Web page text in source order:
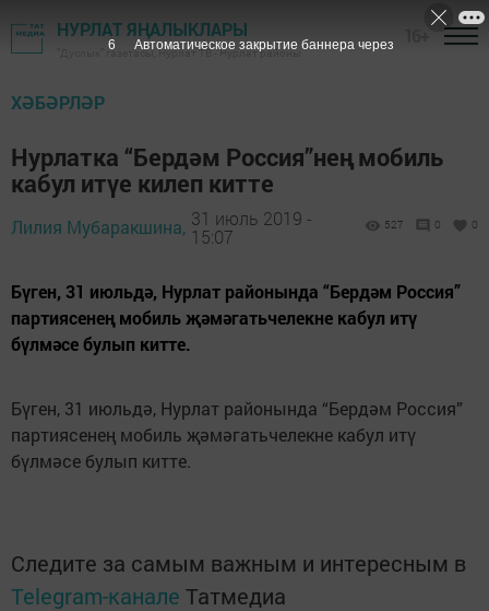
НУРЛАТ ЯҢАЛЫКЛАРЫ
"Дуслык" газетасы, Нурлат ТВ - Нурлат районы
ХӘБӘРЛӘР
Нурлатка “Бердәм Россия”нең мобиль
кабул итүе килеп китте
Лилия Мубаракшина, 31 июль 2019 -
15:07
527 0 0
Бүген, 31 июльдә, Нурлат районында “Бердәм Россия”
партиясенең мобиль җәмәгатьчелекне кабул итү
бүлмәсе булып китте.
Бүген, 31 июльдә, Нурлат районында “Бердәм Россия”
партиясенең мобиль җәмәгатьчелекне кабул итү
бүлмәсе булып китте.
Следите за самым важным и интересным в
Telegram-канале Татмедиа
6 Автоматическое закрытие баннера через